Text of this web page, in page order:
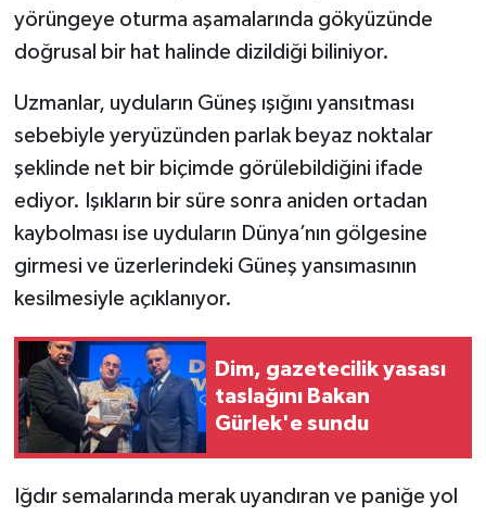
yörüngeye oturma aşamalarında gökyüzünde
doğrusal bir hat halinde dizildiği biliniyor.
Uzmanlar, uyduların Güneş ışığını yansıtması
sebebiyle yeryüzünden parlak beyaz noktalar
şeklinde net bir biçimde görülebildiğini ifade
ediyor. Işıkların bir süre sonra aniden ortadan
kaybolması ise uyduların Dünya’nın gölgesine
girmesi ve üzerlerindeki Güneş yansımasının
kesilmesiyle açıklanıyor.
Dim, gazetecilik yasası
taslağını Bakan
Gürlek'e sundu
Iğdır semalarında merak uyandıran ve paniğe yol